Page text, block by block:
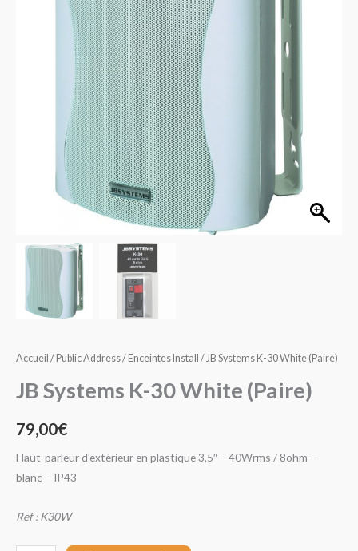
Accueil / Public Address/ Enceintes Install / JB Systems K-30 White (Paire)
JB Systems K-30 White (Paire)
79,00€
Haut-parleur d’extérieur en plastique 3,5″ – 40Wrms / 8ohm –
blanc – IP43
Ref : K30W